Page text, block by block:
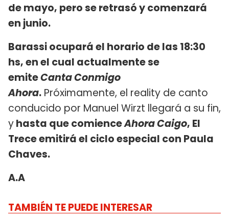
de mayo, pero se retrasó y comenzará
en junio.
Barassi ocupará el horario de las 18:30
hs, en el cual actualmente se
emiteCanta Conmigo
Ahora. Próximamente, el reality de canto
conducido por Manuel Wirzt llegará a su fin,
yhasta que comienceAhora Caigo, El
Trece emitirá el ciclo especial con Paula
Chaves.
A.A
TAMBIÉN TE PUEDE INTERESAR